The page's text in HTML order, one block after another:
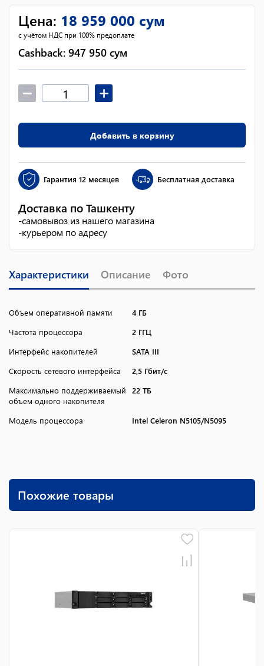
Цена: 18 959 000 сум
с учётом НДС при 100% предоплате
Cashback: 947 950 сум
Добавить в корзину
Гарантия 12 месяцев Бесплатная доставка
Доставка по Ташкенту
-самовывоз из нашего магазина
-курьером по адресу
Характеристики Описание Фото
Объем оперативной памяти
4 ГБ
Частота процессора
2 ГГЦ
Интерфейс накопителей
SATA III
Скорость сетевого интерфейса
2,5 Гбит/c
Максимально поддерживаемый
объем одного накопителя
22 ТБ
Модель процессора Intel Celeron N5105/N5095
Похожие товары